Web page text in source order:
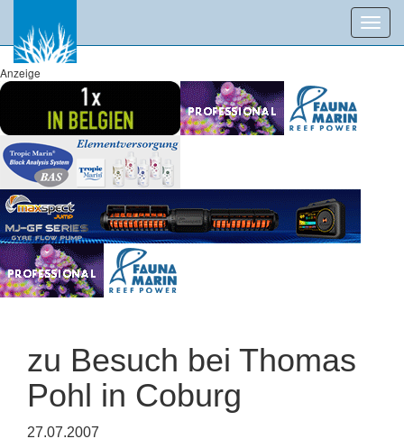
Anzeige
zu Besuch bei Thomas
Pohl in Coburg
27.07.2007